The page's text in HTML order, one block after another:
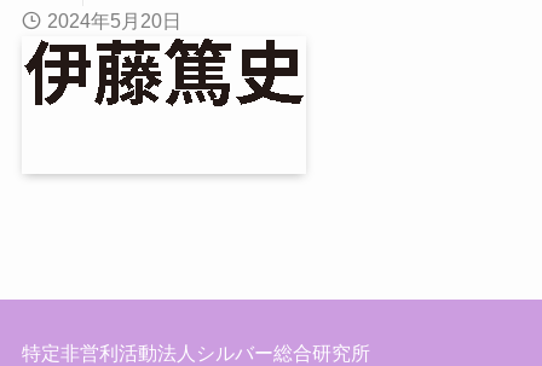
2024年5月20日
特定非営利活動法人シルバー総合研究所